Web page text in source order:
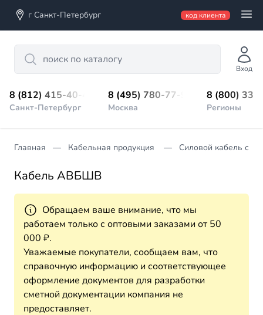
г Санкт-Петербург код клиента
Search
Вход
8 (812) 415-40-45
Санкт-Петербург
8 (495) 780-77-98
Москва
8 (800)
Регионы
Главная Кабельная продукция Силовой кабель с
Кабель АВБШВ
Обращаем ваше внимание, что мы
работаем только с оптовыми заказами от 50
000 ₽.
Уважаемые покупатели, сообщаем вам, что
справочную информацию и соответствующее
оформление документов для разработки
сметной документации компания не
предоставляет.